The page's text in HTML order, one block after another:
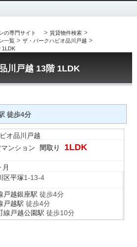
の専門サイト > 賃貸物件検索 >
一覧 > ザ・パークハビオ品川戸越 >
1LDK
川戸越 13階 1LDK
徒歩4分
オ品川戸越
ンション 間取り 1LDK
月
区平塚1-13-4
戸越銀座駅 徒歩4分
戸越駅 徒歩4分
線 戸越公園駅 徒歩10分